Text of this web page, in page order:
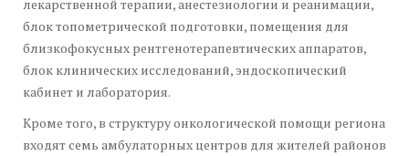
лекарственной терапии, анестезиологии и реанимации,
блок топометрической подготовки, помещения для
близкофокусных рентгенотерапевтических аппаратов,
блок клинических исследований, эндоскопический
кабинет и лаборатория.
Кроме того, в структуру онкологической помощи региона
входят семь амбулаторных центров для жителей районов